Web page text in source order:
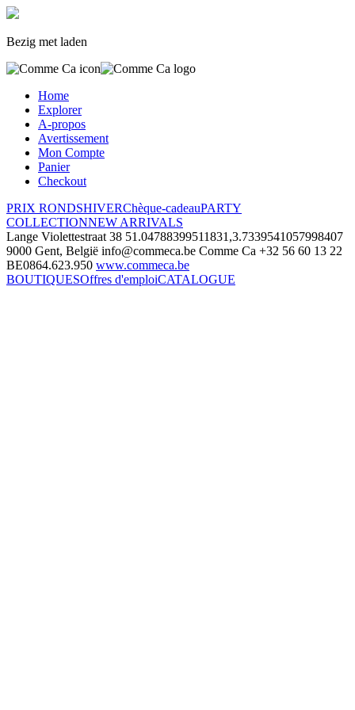
Bezig met laden
Home
Explorer
A-propos
Avertissement
Mon Compte
Panier
Checkout
PRIX RONDSHIVERChèque-cadeauPARTY
COLLECTIONNEW ARRIVALS
Lange Violettestraat 38 51.04788399511831,3.7339541057998407
9000 Gent, België info@commeca.be Comme Ca +32 56 60 13 22
BE0864.623.950 www.commeca.be
BOUTIQUESOffres d'emploiCATALOGUE